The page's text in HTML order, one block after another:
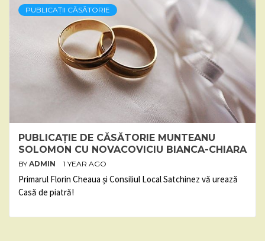
PUBLICAȚII CĂSĂTORIE
PUBLICAȚIE DE CĂSĂTORIE MUNTEANU
SOLOMON CU NOVACOVICIU BIANCA-CHIARA
BY ADMIN 1 YEAR AGO
Primarul Florin Cheaua și Consiliul Local Satchinez vă urează
Casă de piatră!